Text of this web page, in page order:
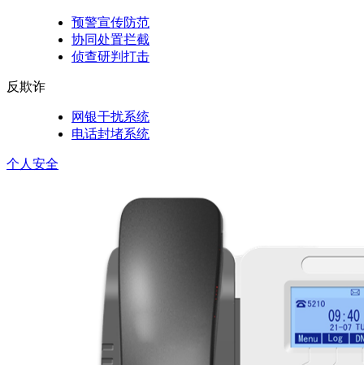
预警宣传防范
协同处置拦截
侦查研判打击
反欺诈
网银干扰系统
电话封堵系统
个人安全